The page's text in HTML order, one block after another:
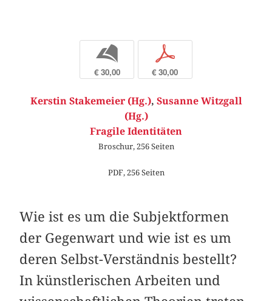
b
€ 30,00
p
€ 30,00
Kerstin Stakemeier (Hg.), Susanne Witzgall
(Hg.)
Fragile Identitäten
Broschur, 256 Seiten
PDF, 256 Seiten
Wie ist es um die Subjektformen
der Gegenwart und wie ist es um
deren Selbst-Verständnis bestellt?
In künstlerischen Arbeiten und